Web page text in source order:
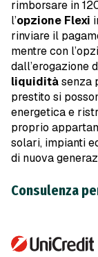
rimborsare in
l’opzione Flexi
rinviare il
mentre con
dall’erogazione
liquiditàsenza
prestito si
energetica e
proprio
solari, impianti
di nuova
Consulenza